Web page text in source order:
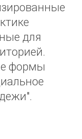
для
формы